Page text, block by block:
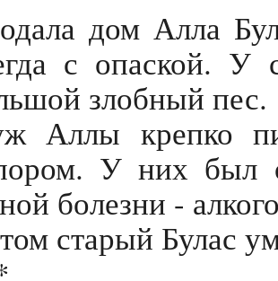
дом Алла
с опаской. У
злобный пес.
Аллы крепко
У них был
болезни -
старый Булас